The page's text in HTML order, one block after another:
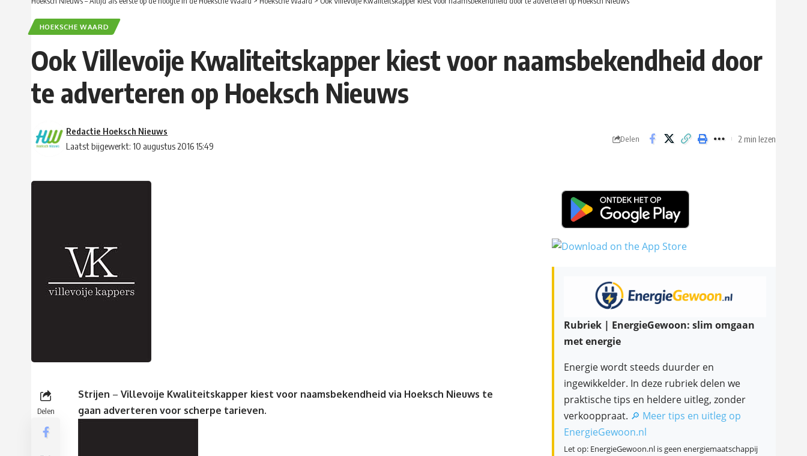
HOEKSCHE WAARD
Ook Villevoije Kwaliteitskapper kiest voor naamsbekendheid door
te adverteren op Hoeksch Nieuws
Laatst bijgewerkt: 10 augustus 2016 15:49
Redactie Hoeksch Nieuws
Delen 2 min lezen
Delen
Strijen – Villevoije Kwaliteitskapper kiest voor naamsbekendheid via Hoeksch Nieuws te
gaan adverteren voor scherpe tarieven.
Rubriek | EnergieGewoon: slim omgaan
met energie
Energie wordt steeds duurder en
ingewikkelder. In deze rubriek delen we
praktische tips en heldere uitleg, zonder
verkooppraat. 🔎 Meer tips en uitleg op
EnergieGewoon.nl
Let op: EnergieGewoon.nl is geen energiemaatschappij